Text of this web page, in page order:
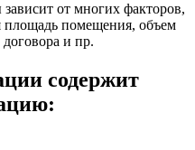
от многих факторов,
площадь помещения, объем
и пр.
содержит